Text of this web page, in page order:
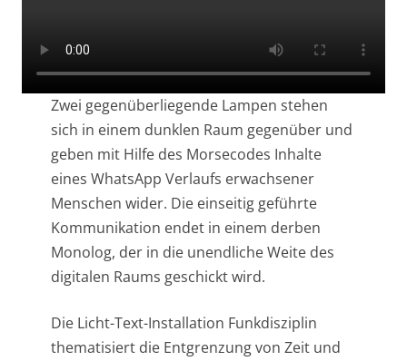
Zwei gegenüberliegende Lampen stehen
sich in einem dunklen Raum gegenüber und
geben mit Hilfe des Morsecodes Inhalte
eines WhatsApp Verlaufs erwachsener
Menschen wider. Die einseitig geführte
Kommunikation endet in einem derben
Monolog, der in die unendliche Weite des
digitalen Raums geschickt wird.
Die Licht-Text-Installation Funkdisziplin
thematisiert die Entgrenzung von Zeit und